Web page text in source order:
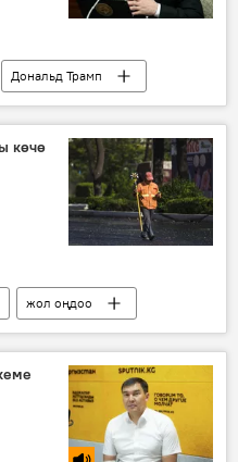
Дональд Трамп
көчө
жол оңдоо